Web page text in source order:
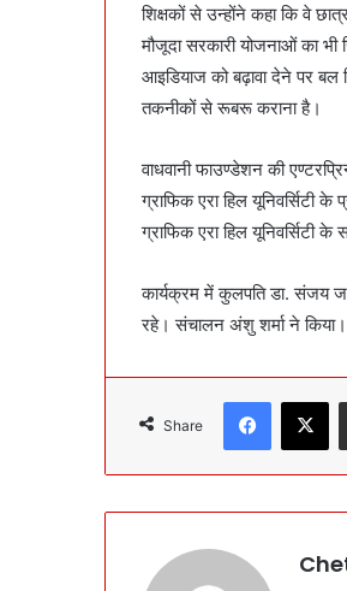
शिक्षकों से उन्होंने कहा कि वे
मौजूदा सरकारी योजनाओं का
आइडियाज को बढ़ावा देने पर बल
तकनीकों से रूबरू कराना है।
वाधवानी फाउण्डेशन की
ग्राफिक एरा हिल यूनिवर्सिटी
ग्राफिक एरा हिल यूनिवर्सिटी के
कार्यक्रम में कुलपति डा. संजय
रहे। संचालन अंशु शर्मा ने किया।
Share